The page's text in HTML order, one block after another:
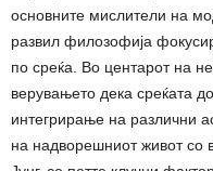
основните мислители на
развил филозофија
по среќа. Во центарот на
верувањето дека среќата
интегрирање на различни
на надворешниот живот со